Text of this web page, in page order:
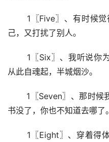
己，又打扰了别人。
从此自魂起，半城烟沙。
书没了，你也不知道去哪了。